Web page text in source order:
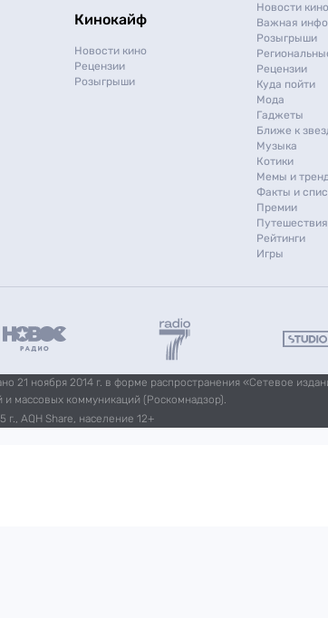
Кинокайф
Новости кино
Рецензии
Розыгрыши
Новости кино
Важная
Розыгрыши
Рецензии
Куда пойти
Мода
Гаджеты
Ближе к
Музыка
Котики
Мемы и
Факты и
Премии
Путешествия
Рейтинги
Игры
21 ноября 2014 г. в форме распространения «Сетевое
массовых коммуникаций (Роскомнадзор).
AQH Share, население 12+